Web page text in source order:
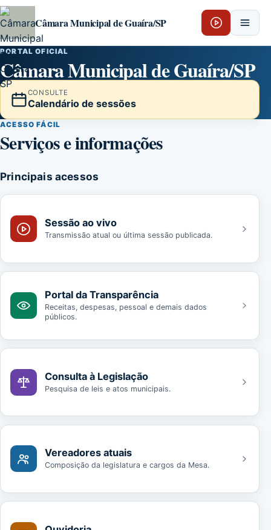
Pular para o conteúdo
Câmara Municipal de Guaíra/SP
PORTAL OFICIAL
Câmara Municipal de Guaíra/SP
CONSULTE
Calendário de sessões
ACESSO FÁCIL
Serviços e informações
Principais acessos
Sessão ao vivo
Transmissão atual ou última sessão publicada.
Portal da Transparência
Receitas, despesas, pessoal e demais dados
públicos.
Consulta à Legislação
Pesquisa de leis e atos municipais.
Vereadores atuais
Composição da legislatura e cargos da Mesa.